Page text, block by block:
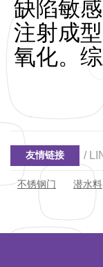
缺陷敏
注射成
氧化。
友情链接 /
不锈钢门 潜水料